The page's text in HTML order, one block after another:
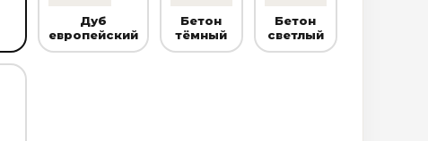
Дуб
европейский
Бетон
тёмный
Бетон
светлый